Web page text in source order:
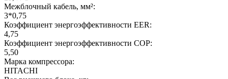
Межблочный кабель, мм²:
3*0,75
Коэффициент энергоэффективности EER:
4,75
Коэффициент энергоэффективности COP:
5,50
Марка компрессора:
HITACHI